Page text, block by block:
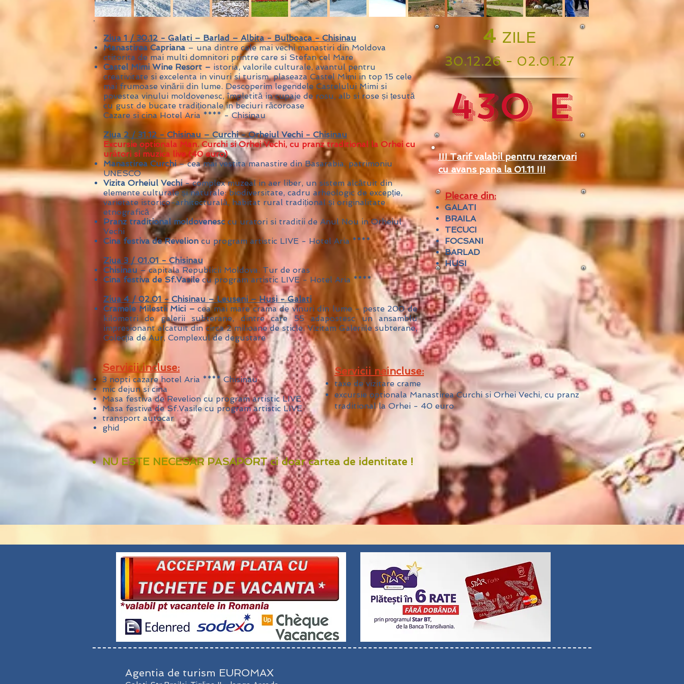
Ziua 1 / 30.12 - Galati – Barlad – Albita - Bulboaca - Chisinau
Manastirea Capriana – una dintre cele mai vechi manastiri din Moldova
ctitorita de mai multi domnitori printre care si Stefan cel Mare
Castel Mimi Wine Resort – istoria, valorile culturale, avantul pentru
creativitate si excelenta in vinuri si turism, plaseaza Castel Mimi in top 15 cele
mai frumoase vinării din lume. Descoperim legendele Castelului Mimi si
povestea vinului moldovenesc, împletită in cupaje de rosu, alb si rose și țesută
cu gust de bucate tradiționale in beciuri răcoroase
Cazare si cina Hotel Aria **** - Chisinau
Ziua 2 / 31.12 - Chisinau – Curchi - Orheiul Vechi - Chisinau
Excursie optionala Man. Curchi si Orhei Vechi, cu pranz traditional la Orhei cu
urători si muzica live (40 euro)
Manastirea Curchi– cea mai vestita manastire din Basarabia, patrimoniu
UNESCO
Vizita Orheiul Vechi- complex muzeal in aer liber, un sistem alcătuit din
elemente culturale și naturale: biodiversitate, cadru arheologic de excepție,
varietate istorico-arhitecturală, habitat rural tradițional și originalitate
etnografică
Pranz traditional moldovenesc cu uratori si traditii de Anul Nou in Orheiul
Vechi
Cina festiva de Revelioncu program artistic LIVE - Hotel Aria ****
Ziua 3 / 01.01 - Chisinau
Chisinau – capitala Republicii Moldova. Tur de oras
Cina festiva de Sf.Vasilecu program artistic LIVE - Hotel Aria ****
Ziua 4 / 02.01 - Chisinau – Leuseni – Husi - Galati
Cramele Milestii Mici –cea mai mare crama de vinuri din lume - peste 200 de
kilometri de galerii subterane, dintre care 55 adapostesc un ansamblu
impresionant alcatuit din circa 2 milioane de sticle. Vizitam Galeriile subterane,
Colecția de Aur, Complexul de degustare
4 ZILE
30.12.26- 02.01.27
430 E
!!! Tarif valabil pentru rezervari
cu avans pana la 01.11 !!!
Plecare din:
GALATI
BRAILA
TECUCI
FOCSANI
BARLAD
HUSI
Servicii incluse:
3 nopti cazare hotel Aria **** Chisinau
mic dejun si cina
Masa festiva de Revelion cu program artistic LIVE
Masa festiva de Sf.Vasile cu program artistic LIVE
transport autocar
ghid
Servicii neincluse:
taxe de vizitare crame
excursie optionala Manastirea Curchi si Orhei Vechi, cu pranz
traditional la Orhei - 40 euro
NU ESTE NECESAR PASAPORT ci doar cartea de identitate !
Agentia de turism EUROMAX